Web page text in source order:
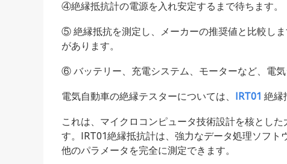
④絶縁抵抗計の電源を入れ安定するまで待ちます。
⑤ 絶縁抵抗を測定し、メーカーの推奨値と比較し
があります。
⑥ バッテリー、充電システム、モーターなど、電
電気自動車の絶縁テスターについては、 IRT01 絶縁
これは、マイクロコンピュータ技術設計を核とし
す。IRT01絶縁抵抗計は、強力なデータ処理ソフ
他のパラメータを完全に測定できます。